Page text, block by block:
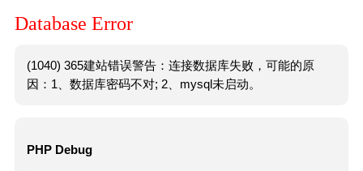
Database Error
(1040) 365建站错误警告：连接数据库失败，可能的原
因：1、数据库密码不对; 2、mysql未启动。
PHP Debug